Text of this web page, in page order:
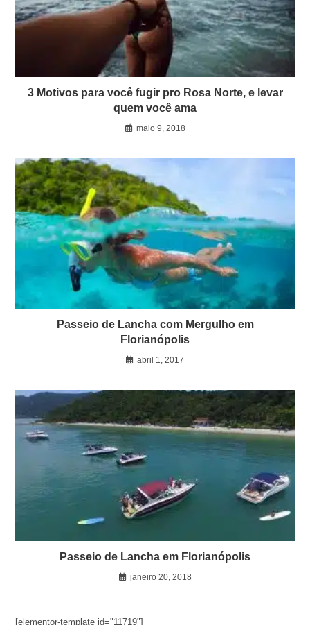
3 Motivos para você fugir pro Rosa Norte, e levar
quem você ama
maio 9, 2018
Passeio de Lancha com Mergulho em
Florianópolis
abril 1, 2017
Passeio de Lancha em Florianópolis
janeiro 20, 2018
[elementor-template id="11719"]